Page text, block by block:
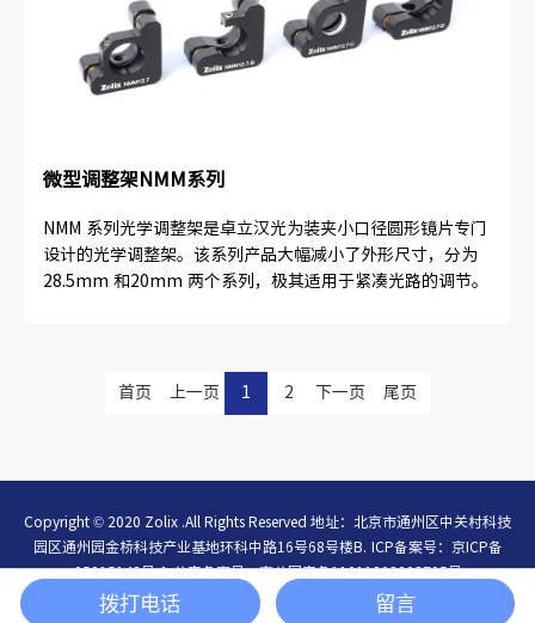
微型调整架NMM系列
NMM 系列光学调整架是卓立汉光为装夹小口径圆形镜片专门
设计的光学调整架。该系列产品大幅减小了外形尺寸，分为
28.5mm 和20mm 两个系列，极其适用于紧凑光路的调节。
首页 上一页 1 2 下一页 尾页
Copyright © 2020 Zolix .All Rights Reserved 地址：北京市通州区中关村科技
园区通州园金桥科技产业基地环科中路16号68号楼B.
ICP备案号： 京ICP备
05015148号-1 公安备案号：京公网安备11011202003795号
简体中文
English
拨打电话 留言